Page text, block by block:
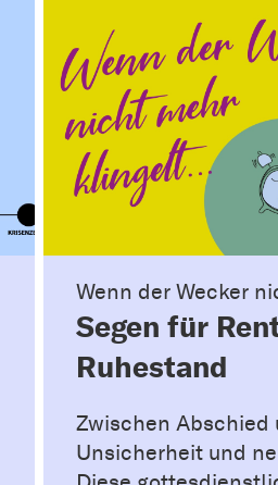
Wenn der Wecker
Segen für
Ruhestand
Zwischen Abschied
Unsicherheit und